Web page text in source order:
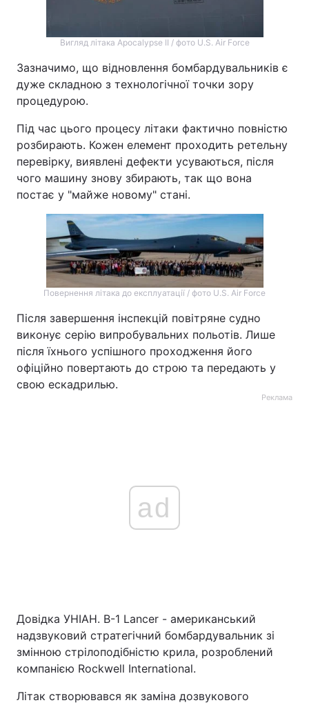
Вигляд літака Apocalypse II / фото U.S. Air Force
Зазначимо, що відновлення бомбардувальників є
дуже складною з технологічної точки зору
процедурою.
Під час цього процесу літаки фактично повністю
розбирають. Кожен елемент проходить ретельну
перевірку, виявлені дефекти усуваються, після
чого машину знову збирають, так що вона
постає у "майже новому" стані.
Повернення літака до експлуатації / фото U.S. Air Force
Після завершення інспекцій повітряне судно
виконує серію випробувальних польотів. Лише
після їхнього успішного проходження його
офіційно повертають до строю та передають у
свою ескадрилью.
Реклама
ad
Довідка УНІАН. B-1 Lancer - американський
надзвуковий стратегічний бомбардувальник зі
змінною стрілоподібністю крила, розроблений
компанією Rockwell International.
Літак створювався як заміна дозвукового